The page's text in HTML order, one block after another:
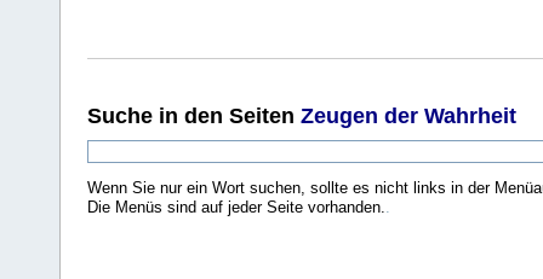
Suche in den Seiten Zeugen der Wahrheit
Wenn Sie nur ein Wort suchen, sollte es nicht links in der
Die Menüs sind auf jeder Seite vorhanden..